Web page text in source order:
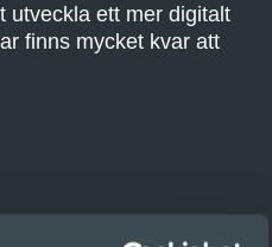
utveckla ett mer digitalt
finns mycket kvar att